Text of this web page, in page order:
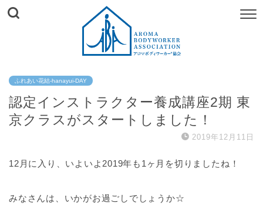
ふれあい花結-hanayui-DAY
認定インストラクター養成講座2期 東
京クラスがスタートしました！
2019年12月11日
12月に入り、いよいよ2019年も1ヶ月を切りましたね！
みなさんは、いかがお過ごしでしょうか☆